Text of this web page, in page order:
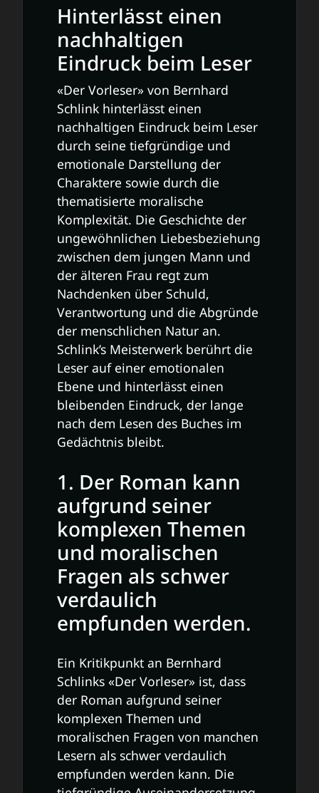
Hinterlässt einen
nachhaltigen
Eindruck beim Leser
«Der Vorleser» von Bernhard
Schlink hinterlässt einen
nachhaltigen Eindruck beim Leser
durch seine tiefgründige und
emotionale Darstellung der
Charaktere sowie durch die
thematisierte moralische
Komplexität. Die Geschichte der
ungewöhnlichen Liebesbeziehung
zwischen dem jungen Mann und
der älteren Frau regt zum
Nachdenken über Schuld,
Verantwortung und die Abgründe
der menschlichen Natur an.
Schlink’s Meisterwerk berührt die
Leser auf einer emotionalen
Ebene und hinterlässt einen
bleibenden Eindruck, der lange
nach dem Lesen des Buches im
Gedächtnis bleibt.
1. Der Roman kann
aufgrund seiner
komplexen Themen
und moralischen
Fragen als schwer
verdaulich
empfunden werden.
Ein Kritikpunkt an Bernhard
Schlinks «Der Vorleser» ist, dass
der Roman aufgrund seiner
komplexen Themen und
moralischen Fragen von manchen
Lesern als schwer verdaulich
empfunden werden kann. Die